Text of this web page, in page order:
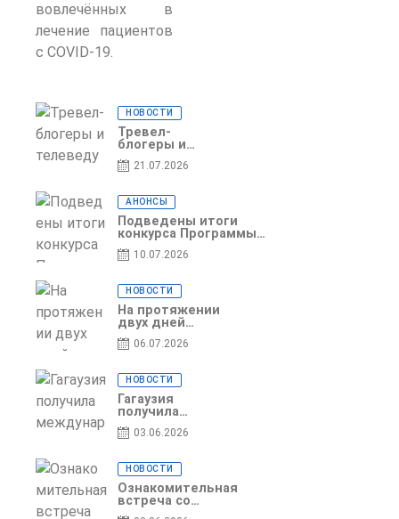
вовлечённых в
лечение пациентов
с COVID-19.
НОВОСТИ
Тревел-
блогеры и
телеведущие
из Словении
телевизионный
выпуск о
Гагаузии
21.07.2026
АНОНСЫ
Подведены итоги
конкурса Программы
по предоставлению
грантов субъектам
– 2026
10.07.2026
НОВОСТИ
На протяжении
двух дней
Гагаузия
принимала
Национального
офиса туризма
Республики
Молдова
06.07.2026
НОВОСТИ
Гагаузия
получила
международное
признание в
Culinary Trail
03.06.2026
НОВОСТИ
Ознакомительная
встреча со
студентами